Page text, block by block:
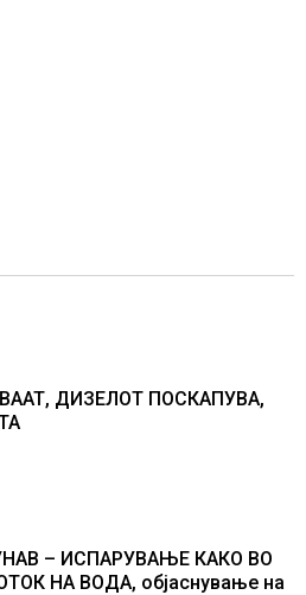
ДИЗЕЛОТ ПОСКАПУВА,
– ИСПАРУВАЊЕ КАКО ВО
НА ВОДА, објаснување на